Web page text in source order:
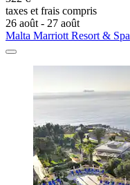
taxes et frais compris
26 août - 27 août
Malta Marriott Resort & Spa